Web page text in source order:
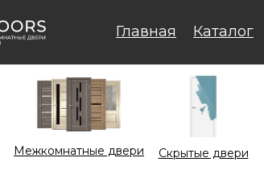
Каталог
Главная
Cкрытые двери
Межкомнатные двери